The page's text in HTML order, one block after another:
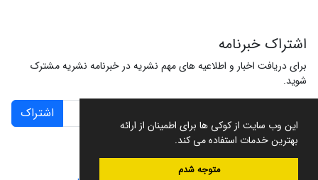
این وب سایت از کوکی ها برای اطمینان از ارائه
بهترین خدمات استفاده می کند.
متوجه شدم
اشتراک خبرنامه
برای دریافت اخبار و اطلاعیه های مهم نشریه در خبرنامه نشریه مشترک
شوید.
اشتراک